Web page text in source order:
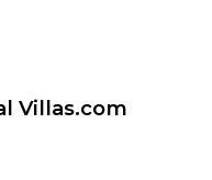
Villas.com